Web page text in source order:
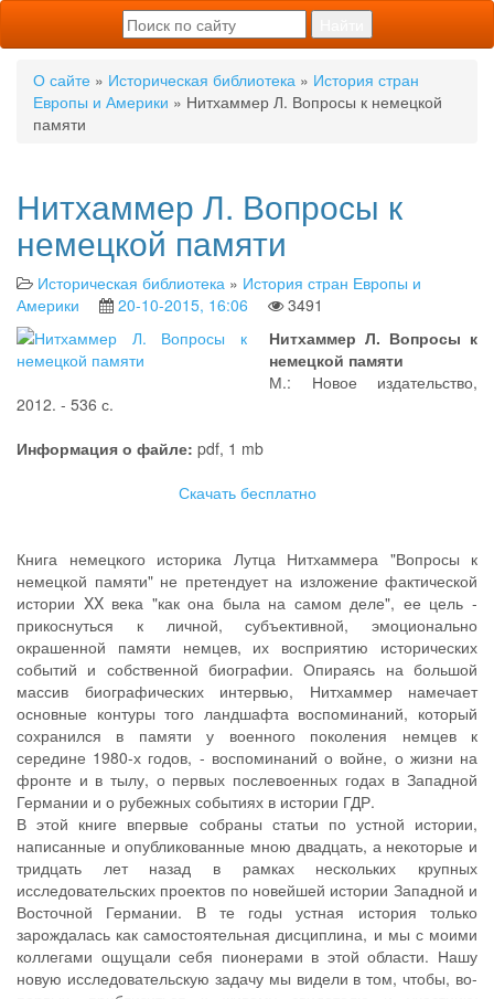
О сайте » Историческая библиотека » История стран
Европы и Америки » Нитхаммер Л. Вопросы к немецкой
памяти
Нитхаммер Л. Вопросы к
немецкой памяти
Историческая библиотека » История стран Европы и
Америки
20-10-2015, 16:06
3491
Нитхаммер Л. Вопросы к
немецкой памяти
М.: Новое издательство,
2012. - 536 с.
Информация о файле: pdf, 1 mb
Скачать бесплатно
Книга немецкого историка Лутца Нитхаммера "Вопросы к
немецкой памяти" не претендует на изложение фактической
истории XX века "как она была на самом деле", ее цель -
прикоснуться к личной, субъективной, эмоционально
окрашенной памяти немцев, их восприятию исторических
событий и собственной биографии. Опираясь на большой
массив биографических интервью, Нитхаммер намечает
основные контуры того ландшафта воспоминаний, который
сохранился в памяти у военного поколения немцев к
середине 1980-х годов, - воспоминаний о войне, о жизни на
фронте и в тылу, о первых послевоенных годах в Западной
Германии и о рубежных событиях в истории ГДР.
В этой книге впервые собраны статьи по устной истории,
написанные и опубликованные мною двадцать, а некоторые и
тридцать лет назад в рамках нескольких крупных
исследовательских проектов по новейшей истории Западной и
Восточной Германии. В те годы устная история только
зарождалась как самостоятельная дисциплина, и мы с моими
коллегами ощущали себя пионерами в этой области. Нашу
новую исследовательскую задачу мы видели в том, чтобы, во-